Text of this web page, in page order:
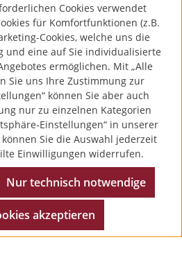
Versandkosten | Copyright 2025
GmbH & Co. KG – Alle Rechte
Cookies verwendet
für Komfortfunktionen (z.B.
Cookies, welche uns die
und eine auf Sie individualisierte
ermöglichen. Mit „Alle
Sie uns Ihre Zustimmung zur
können Sie aber auch
nur zu einzelnen Kategorien
Einstellungen“ in unserer
können Sie die Auswahl jederzeit
Einwilligungen widerrufen.
Nur technisch notwendige
akzeptieren